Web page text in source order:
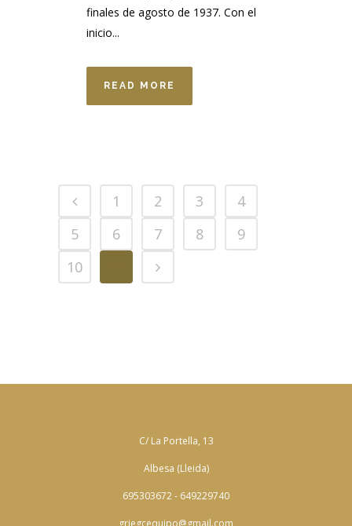
finales de agosto de 1937. Con el
inicio...
READ MORE
1 2 3
4
5
6 7 8
9
10
C/ La Portella, 13
Albesa (Lleida)
695303672 - 649229740
griegcequipo@gmail.com